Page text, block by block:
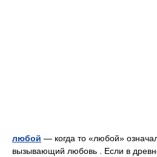
любой — когда то «любой»
вызывающий любовь . Если в